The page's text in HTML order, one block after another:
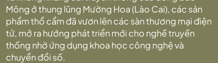
Mông ở thung lũng Mường Hoa (Lào Cai), các sản
phẩm thổ cẩm đã vươn lên các sàn thương mại điện
tử, mở ra hướng phát triển mới cho nghề truyền
thống nhờ ứng dụng khoa học công nghệ và
chuyển đổi số.